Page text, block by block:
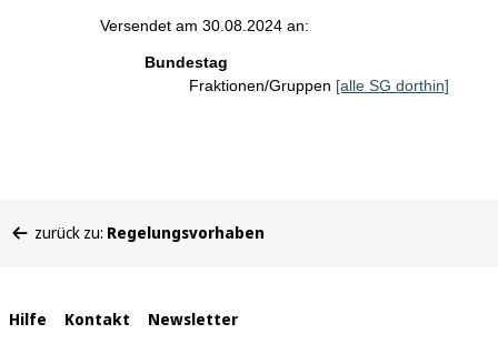
Versendet am 30.08.2024 an:
Bundestag
Fraktionen/Gruppen [alle SG dorthin]
befinden
zurück zu: Regelungsvorhaben
Interne
Hilfe Kontakt Newsletter